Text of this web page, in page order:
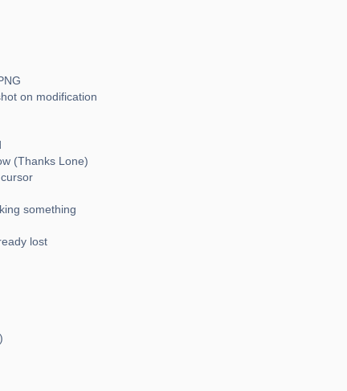
on modification
(Thanks Lone)
something
lost